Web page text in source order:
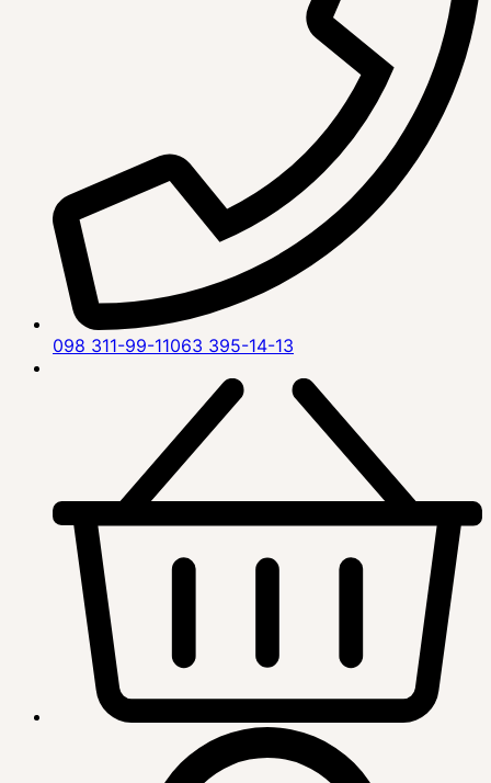
098 311-99-11063 395-14-13